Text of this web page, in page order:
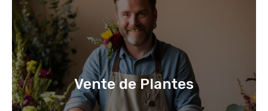
Vente de Plantes